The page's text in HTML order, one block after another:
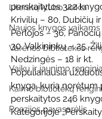
Literatų klubo veikla
Naujos knygos vaikams
Varėnos bibliotekos
Vaikų ir jaunimo
Kaimo bibliotekų
Poezijos pavasarėlis
perskaitytos 322
Krivilių – 80, Dubičių
Perlojos – 36,
30, Valkininkų – 25,
Nedzingės – 18 ir kt.
Populiariausia
knygą, kurią norėtum
perskaitytos 246
Kategorijoje